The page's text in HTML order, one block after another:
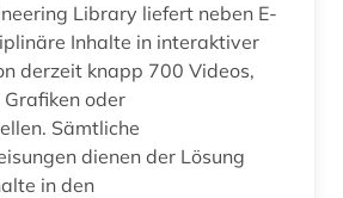
(16)
bibliographie (8)
Library liefert neben E-
Inhalte in interaktiver
derzeit knapp 700 Videos,
oder
Sämtliche
dienen der Lösung
in den